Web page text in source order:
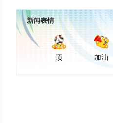
新闻表情
顶 加油